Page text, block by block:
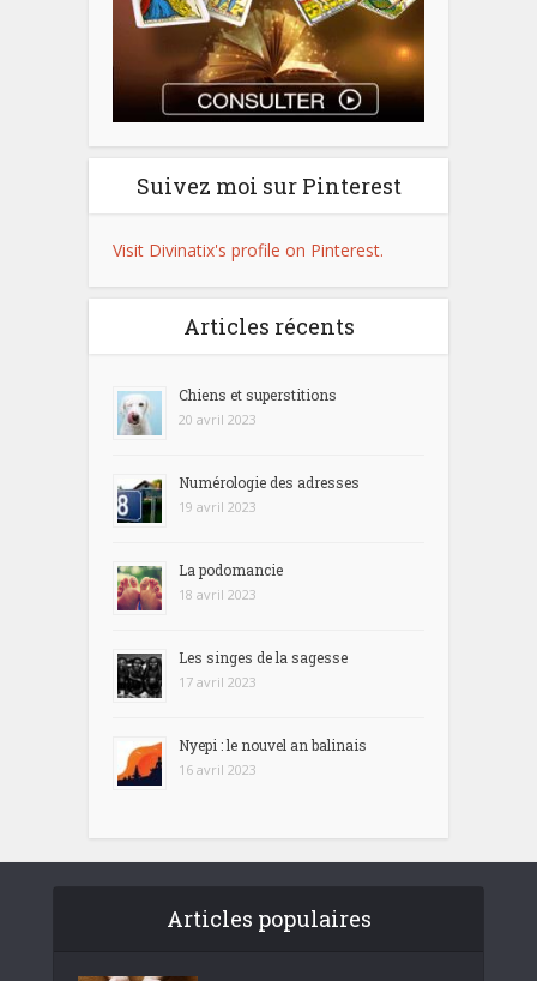
Suivez moi sur Pinterest
Visit Divinatix's profile on Pinterest.
Articles récents
Chiens et superstitions
20 avril 2023
Numérologie des adresses
19 avril 2023
La podomancie
18 avril 2023
Les singes de la sagesse
17 avril 2023
Nyepi : le nouvel an balinais
16 avril 2023
Articles populaires